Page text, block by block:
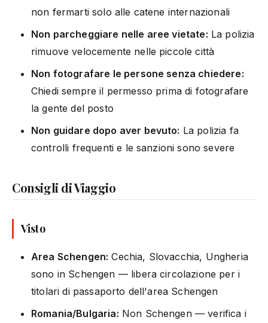
non fermarti solo alle catene internazionali
Non parcheggiare nelle aree vietate: La polizia
rimuove velocemente nelle piccole città
Non fotografare le persone senza chiedere:
Chiedi sempre il permesso prima di fotografare
la gente del posto
Non guidare dopo aver bevuto: La polizia fa
controlli frequenti e le sanzioni sono severe
Consigli di Viaggio
Visto
Area Schengen: Cechia, Slovacchia, Ungheria
sono in Schengen — libera circolazione per i
titolari di passaporto dell'area Schengen
Romania/Bulgaria: Non Schengen — verifica i